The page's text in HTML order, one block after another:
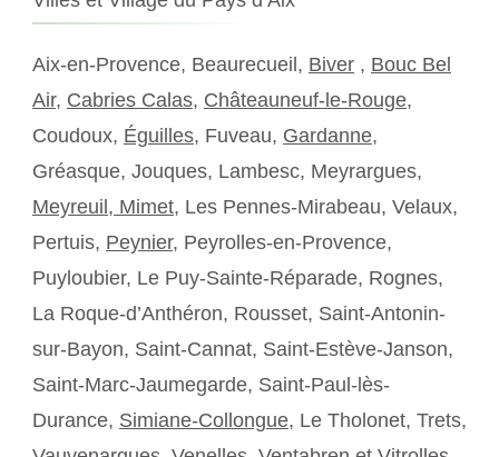
Aix-en-Provence, Beaurecueil, Biver , Bouc Bel
Air, Cabries Calas, Châteauneuf-le-Rouge,
Coudoux, Éguilles, Fuveau, Gardanne,
Gréasque, Jouques, Lambesc, Meyrargues,
Meyreuil, Mimet, Les Pennes-Mirabeau, Velaux,
Pertuis, Peynier, Peyrolles-en-Provence,
Puyloubier, Le Puy-Sainte-Réparade, Rognes,
La Roque-d’Anthéron, Rousset, Saint-Antonin-
sur-Bayon, Saint-Cannat, Saint-Estève-Janson,
Saint-Marc-Jaumegarde, Saint-Paul-lès-
Durance, Simiane-Collongue, Le Tholonet, Trets,